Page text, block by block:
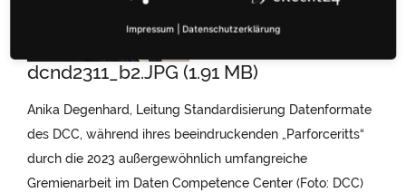
dcnd2311_b2.JPG (1.91 MB)
Anika Degenhard, Leitung Standardisierung Datenformate
des DCC, während ihres beeindruckenden „Parforceritts“
durch die 2023 außergewöhnlich umfangreiche
Gremienarbeit im Daten Competence Center (Foto: DCC)
Impressum Datenschutzerklärung